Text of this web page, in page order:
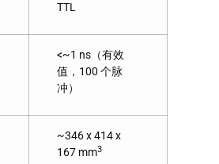
TTL
<~1 ns（有效
值，100 个脉
冲）
~346 x 414 x
167 mm3